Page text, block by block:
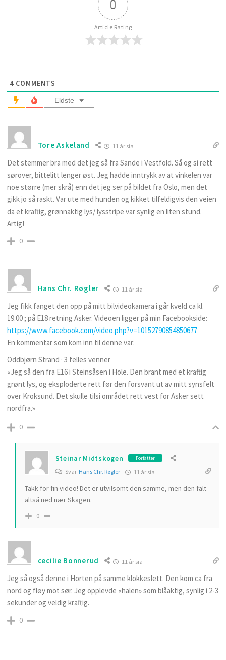
0
Article Rating
4COMMENTS
Eldste
Tore Askeland 11 år sia
Det stemmer bra med det jeg så fra Sande i Vestfold. Så og si rett
sørover, bittelitt lenger øst. Jeg hadde inntrykk av at vinkelen var
noe større (mer skrå) enn det jeg ser på bildet fra Oslo, men det
gikk jo så raskt. Var ute med hunden og kikket tilfeldigvis den veien
da et kraftig, grønnaktig lys/ lysstripe var synlig en liten stund.
Artig!
0
Hans Chr. Røgler 11 år sia
Jeg fikk fanget den opp på mitt bilvideokamera i går kveld ca kl.
19.00 ; på E18 retning Asker. Videoen ligger på min Facebookside:
https://www.facebook.com/video.php?v=10152790854850677
En kommentar som kom inn til denne var:
Oddbjørn Strand · 3 felles venner
«Jeg så den fra E16 i Steinsåsen i Hole. Den brant med et kraftig
grønt lys, og eksploderte rett før den forsvant ut av mitt synsfelt
over Kroksund. Det skulle tilsi området rett vest for Asker sett
nordfra.»
0
Steinar Midtskogen Forfatter
Svar Hans Chr. Røgler 11 år sia
Takk for fin video! Det er utvilsomt den samme, men den falt
altså ned nær Skagen.
0
cecilie Bonnerud 11 år sia
Jeg så også denne i Horten på samme klokkeslett. Den kom ca fra
nord og fløy mot sør. Jeg opplevde «halen» som blåaktig, synlig i 2-3
sekunder og veldig kraftig.
0